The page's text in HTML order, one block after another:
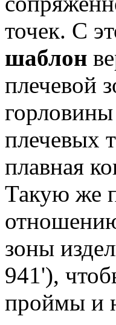
точек. С
шаблон
плечевой
плечевых
плавная
Такую же
зоны
941'),
проймы и